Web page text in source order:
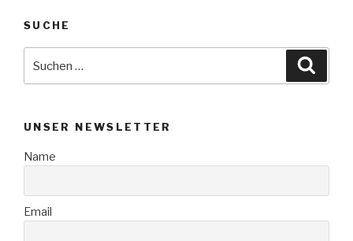
SUCHE
UNSER NEWSLETTER
Name
Email